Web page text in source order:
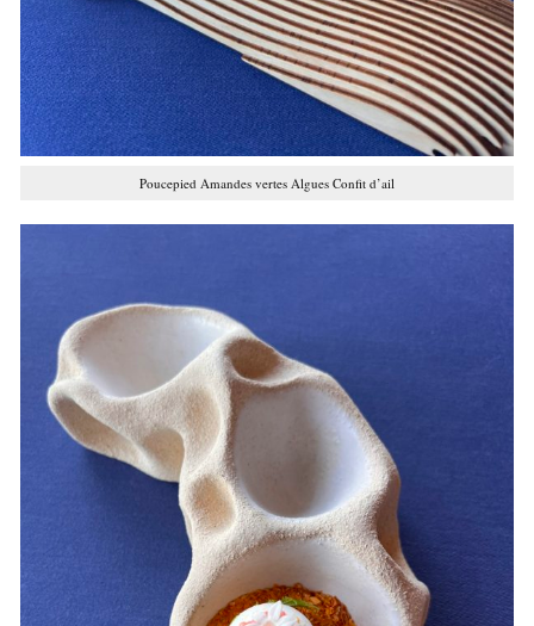
Poucepied Amandes vertes Algues Confit d’ail